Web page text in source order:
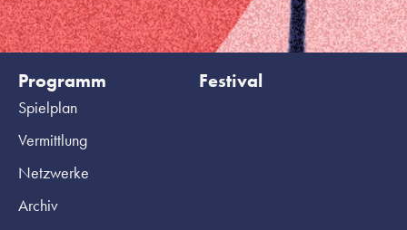
Programm
Spielplan
Vermittlung
Netzwerke
Archiv
Festival